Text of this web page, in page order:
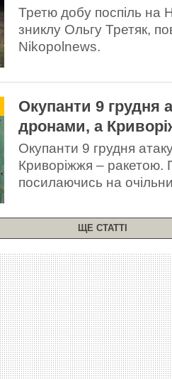
Третю добу поспіль на
зниклу Ольгу Третяк,
Nikopolnews.
Окупанти 9 грудня
дронами, а
Окупанти 9 грудня
Криворіжжя – ракетою.
посилаючись на
ЩЕ СТАТТІ